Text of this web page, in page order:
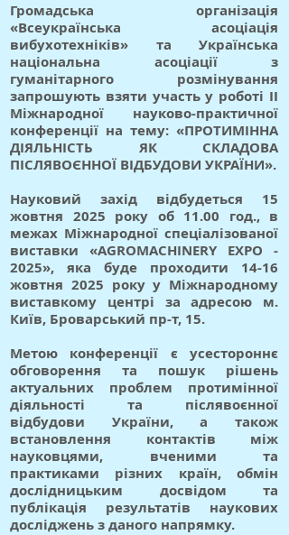
Громадська організація
«Всеукраїнська асоціація
вибухотехніків» та Українська
національна асоціації з
гуманітарного розмінування
запрошують взяти участь у роботі II
Міжнародної науково-практичної
конференції на тему: «ПРОТИМІННА
ДІЯЛЬНІСТЬ ЯК СКЛАДОВА
ПІСЛЯВОЄННОЇ ВІДБУДОВИ УКРАЇНИ».
Науковий захід відбудеться 15
жовтня 2025 року об 11.00 год., в
межах Міжнародної спеціалізованої
виставки «AGROMACHINERY EXPO -
2025», яка буде проходити 14-16
жовтня 2025 року у Міжнародному
виставкому центрі за адресою м.
Київ, Броварський пр-т, 15.
Метою конференції є усестороннє
обговорення та пошук рішень
актуальних проблем протимінної
діяльності та післявоєнної
відбудови України, а також
встановлення контактів між
науковцями, вченими та
практиками різних країн, обмін
дослідницьким досвідом та
публікація результатів наукових
досліджень з даного напрямку.